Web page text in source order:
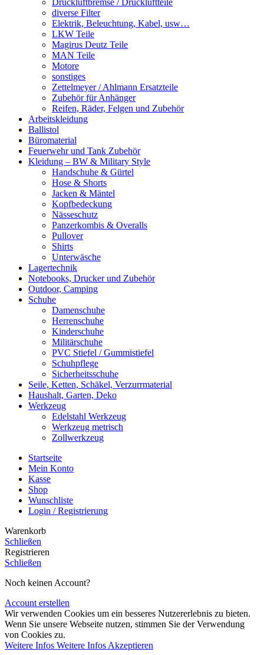
Druckluftbremse / Druckluftteile
diverse Filter
Elektrik, Beleuchtung, Kabel, usw…
LKW Teile
Magirus Deutz Teile
MAN Teile
Motore
sonstiges
Zettelmeyer / Ahlmann Ersatzteile
Zubehör für Anhänger
Reifen, Räder, Felgen und Zubehör
Arbeitskleidung
Ballistol
Büromaterial
Feuerwehr und Tank Zubehör
Kleidung – BW & Military Style
Handschuhe & Gürtel
Hose & Shorts
Jacken & Mäntel
Kopfbedeckung
Nässeschutz
Panzerkombis & Overalls
Pullover
Shirts
Unterwäsche
Lagertechnik
Notebooks, Drucker und Zubehör
Outdoor, Camping
Schuhe
Damenschuhe
Herrenschuhe
Kinderschuhe
Militärschuhe
PVC Stiefel / Gummistiefel
Schuhpflege
Sicherheitsschuhe
Seile, Ketten, Schäkel, Verzurrmaterial
Haushalt, Garten, Deko
Werkzeug
Edelstahl Werkzeug
Werkzeug metrisch
Zollwerkzeug
Startseite
Mein Konto
Kasse
Shop
Wunschliste
Login / Registrierung
Warenkorb
Schließen
Registrieren
Schließen
Noch keinen Account?
Account erstellen
Wir verwenden Cookies um ein besseres Nutzererlebnis zu bieten.
Wenn Sie unsere Webseite nutzen, stimmen Sie der Verwendung
von Cookies zu.
Weitere Infos Weitere Infos Akzeptieren